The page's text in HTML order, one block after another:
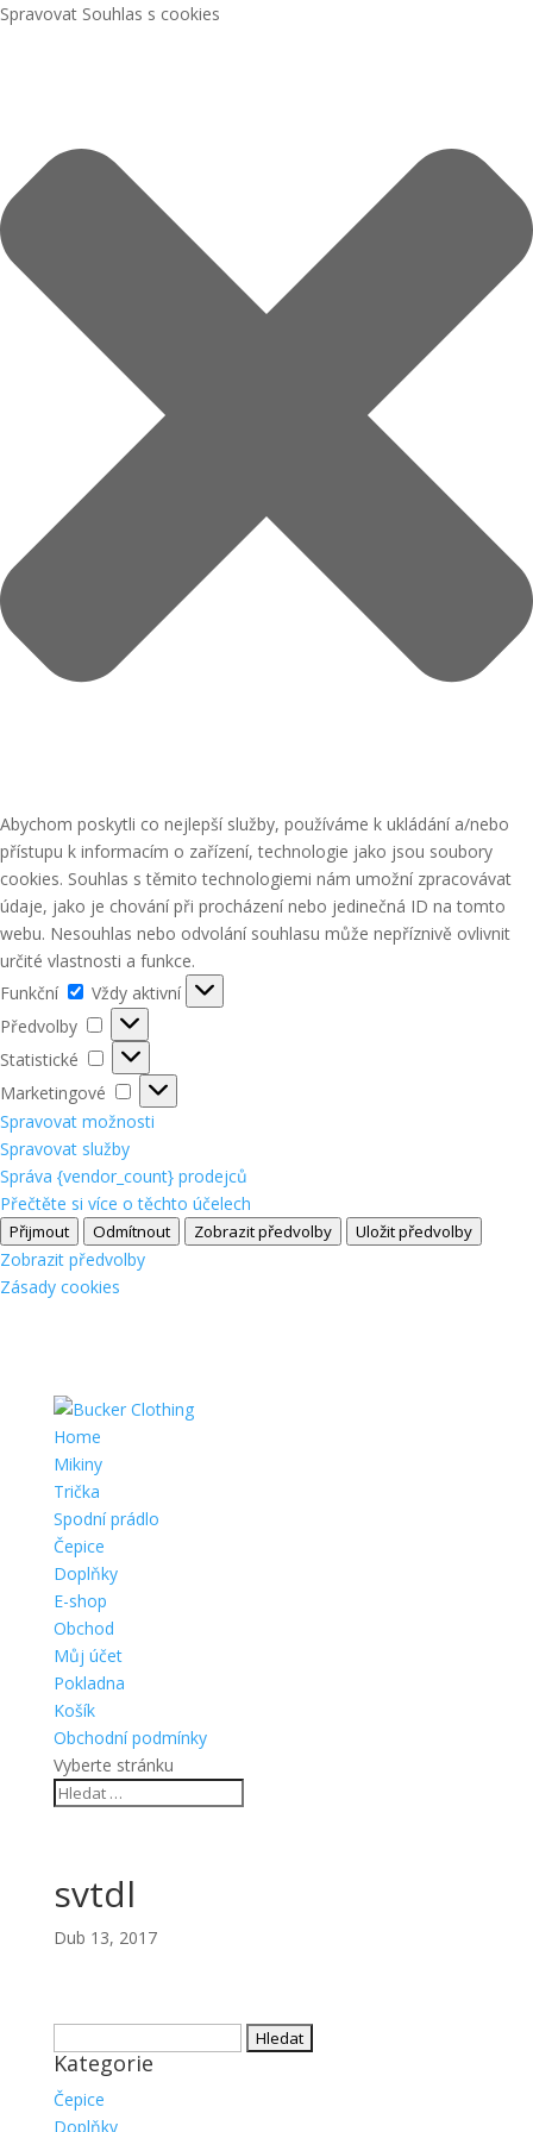
Spravovat Souhlas s cookies
Abychom poskytli co nejlepší služby, používáme k ukládání a/nebo
přístupu k informacím o zařízení, technologie jako jsou soubory
cookies. Souhlas s těmito technologiemi nám umožní zpracovávat
údaje, jako je chování při procházení nebo jedinečná ID na tomto
webu. Nesouhlas nebo odvolání souhlasu může nepříznivě ovlivnit
určité vlastnosti a funkce.
Funkční
Funkční
Vždy aktivní
Předvolby
Předvolby
Statistické
Statistické
Marketingové
Marketingové
Spravovat možnosti
Spravovat služby
Správa {vendor_count} prodejců
Přečtěte si více o těchto účelech
Přijmout Odmítnout Zobrazit předvolby Uložit předvolby
Zobrazit předvolby
Zásady cookies
Home
Mikiny
Trička
Spodní prádlo
Čepice
Doplňky
E-shop
Obchod
Můj účet
Pokladna
Košík
Obchodní podmínky
Vyberte stránku
svtdl
Dub 13, 2017
Kategorie
Čepice
Doplňky